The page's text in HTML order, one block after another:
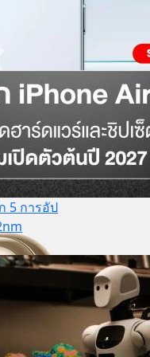
5 การอัป